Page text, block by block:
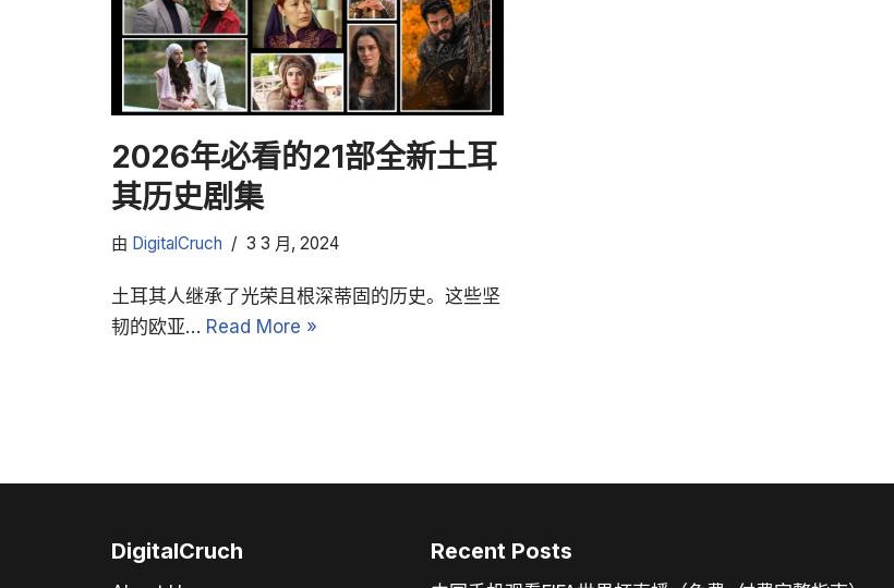
2026年必看的21部全新土耳
其历史剧集
由 DigitalCruch 3 3 月, 2024
土耳其人继承了光荣且根深蒂固的历史。这些坚
韧的欧亚… Read More »
DigitalCruch Recent Posts